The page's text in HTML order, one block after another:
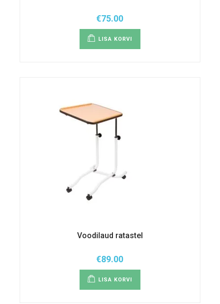
€75.00
LISA KORVI
Voodilaud ratastel
€89.00
LISA KORVI